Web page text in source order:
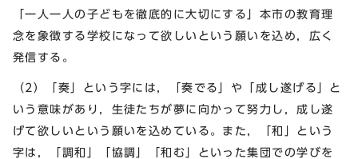
「一人一人の子どもを徹底的に大切にする」本市の教育理
念を象徴する学校になって欲しいという願いを込め，広く
発信する。
（2）「奏」という字には，「奏でる」や「成し遂げる」と
いう意味があり，生徒たちが夢に向かって努力し，成し遂
げて欲しいという願いを込めている。また，「和」という
字は，「調和」「協調」「和む」といった集団での学びを